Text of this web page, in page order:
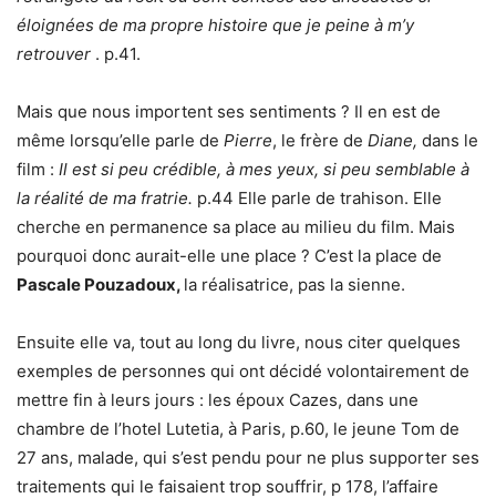
éloignées de ma propre histoire que je peine à m’y
retrouver . p.41.
Mais que nous importent ses sentiments ? Il en est de
même lorsqu’elle parle de Pierre, le frère de Diane, dans le
film : Il est si peu crédible, à mes yeux, si peu semblable à
la réalité de ma fratrie. p.44 Elle parle de trahison. Elle
cherche en permanence sa place au milieu du film. Mais
pourquoi donc aurait-elle une place ? C’est la place de
Pascale Pouzadoux, la réalisatrice, pas la sienne.
Ensuite elle va, tout au long du livre, nous citer quelques
exemples de personnes qui ont décidé volontairement de
mettre fin à leurs jours : les époux Cazes, dans une
chambre de l’hotel Lutetia, à Paris, p.60, le jeune Tom de
27 ans, malade, qui s’est pendu pour ne plus supporter ses
traitements qui le faisaient trop souffrir, p 178, l’affaire